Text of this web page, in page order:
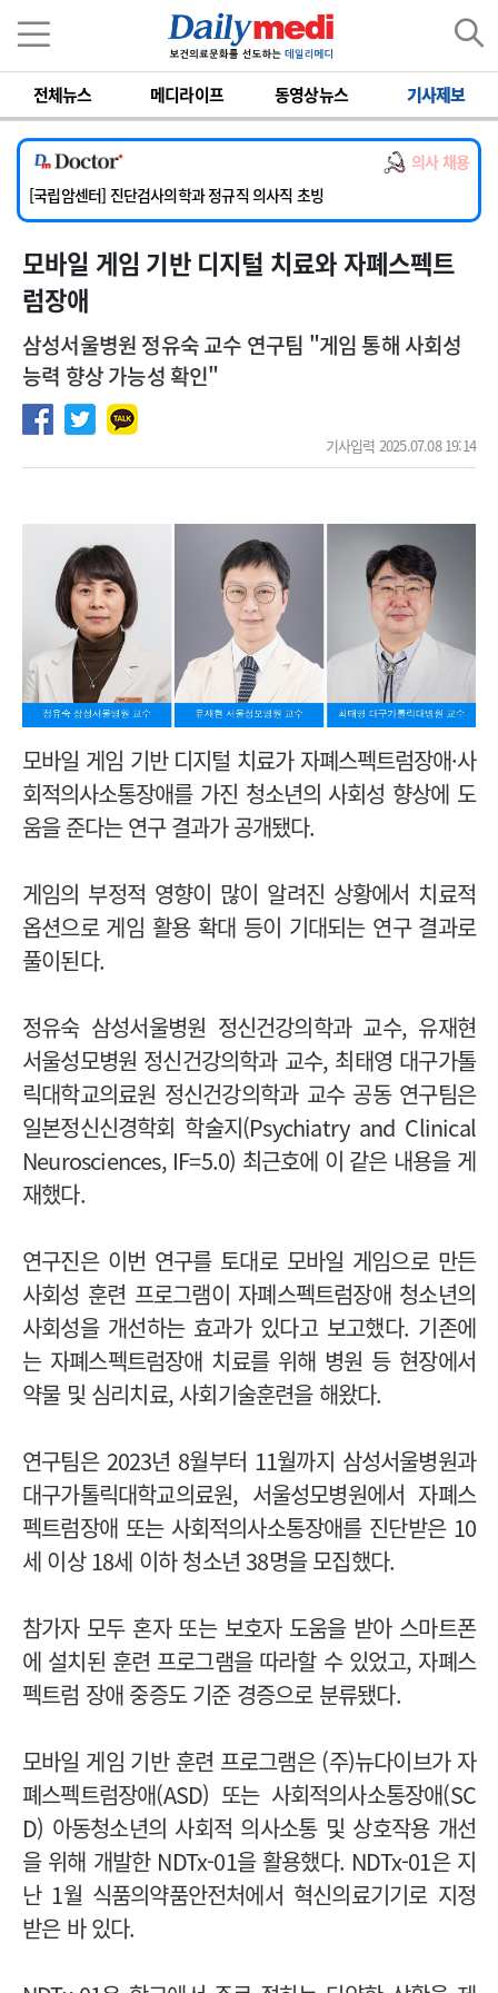
전체뉴스 메디라이프 동영상뉴스 기사제보
의사 채용
[서울아산병원] 2026년 하반기 인턴 모집
[명지병원] 하반기 전공의(인턴) 모집
[동국대학교 경주병원] 내과(소화기, 심장, 내분비), 소아청소년과, 외과, 심장혈관흉부외과, 이비인후과, 병리과 교원 초빙
[국립암센터] 진단검사의학과 정규직 의사직 초빙
[인제대학교해운대백병원] 치과 진료교수 모집 공고
[서울아산병원] 2026년 하반기 인턴 모집
[명지병원] 하반기 전공의(인턴) 모집
모바일 게임 기반 디지털 치료와 자폐스펙트
럼장애
삼성서울병원 정유숙 교수 연구팀 "게임 통해 사회성
능력 향상 가능성 확인"
기사입력 2025.07.08 19:14
모바일 게임 기반 디지털 치료가 자폐스펙트럼장애·사
회적의사소통장애를 가진 청소년의 사회성 향상에 도
움을 준다는 연구 결과가 공개됐다.
게임의 부정적 영향이 많이 알려진 상황에서 치료적
옵션으로 게임 활용 확대 등이 기대되는 연구 결과로
풀이된다.
정유숙 삼성서울병원 정신건강의학과 교수, 유재현
서울성모병원 정신건강의학과 교수, 최태영 대구가톨
릭대학교의료원 정신건강의학과 교수 공동 연구팀은
일본정신신경학회 학술지(Psychiatry and Clinical
Neurosciences, IF=5.0) 최근호에 이 같은 내용을 게
재했다.
연구진은 이번 연구를 토대로 모바일 게임으로 만든
사회성 훈련 프로그램이 자폐스펙트럼장애 청소년의
사회성을 개선하는 효과가 있다고 보고했다. 기존에
는 자폐스펙트럼장애 치료를 위해 병원 등 현장에서
약물 및 심리치료, 사회기술훈련을 해왔다.
연구팀은 2023년 8월부터 11월까지 삼성서울병원과
대구가톨릭대학교의료원, 서울성모병원에서 자폐스
펙트럼장애 또는 사회적의사소통장애를 진단받은 10
세 이상 18세 이하 청소년 38명을 모집했다.
참가자 모두 혼자 또는 보호자 도움을 받아 스마트폰
에 설치된 훈련 프로그램을 따라할 수 있었고, 자폐스
펙트럼 장애 중증도 기준 경증으로 분류됐다.
모바일 게임 기반 훈련 프로그램은 (주)뉴다이브가 자
폐스펙트럼장애(ASD) 또는 사회적의사소통장애(SC
D) 아동청소년의 사회적 의사소통 및 상호작용 개선
을 위해 개발한 NDTx-01을 활용했다. NDTx-01은 지
난 1월 식품의약품안전처에서 혁신의료기기로 지정
받은 바 있다.